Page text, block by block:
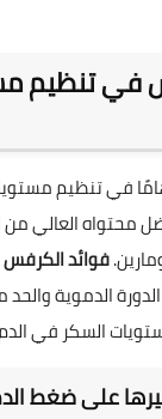
في تنظيم
في تنظيم
العالي من
فوائد
الدموية والحد
السكر في
على ضغط